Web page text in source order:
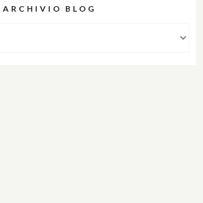
ARCHIVIO BLOG